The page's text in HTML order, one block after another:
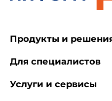
всеми
индивидуальными
реконструкцией,
органов и
эпидемиологический
Продукты и
Для специалистов
Услуги и сервисы